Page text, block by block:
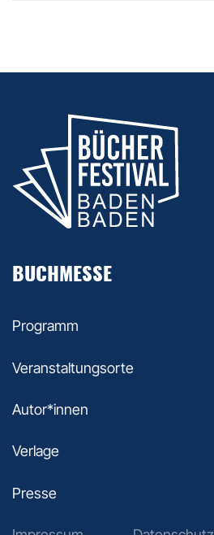
BUCHMESSE
Programm
Veranstaltungsorte
Autor*innen
Verlage
Presse